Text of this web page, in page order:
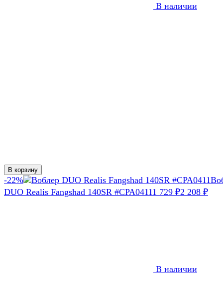
В наличии
В корзину
-22%
DUO Realis Fangshad 140SR #CPA04111 729 ₽2 208 ₽
В наличии